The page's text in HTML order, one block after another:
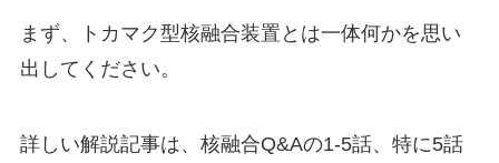
まず、トカマク型核融合装置とは一体何かを思い
出してください。
詳しい解説記事は、核融合Q&Aの1-5話、特に5話